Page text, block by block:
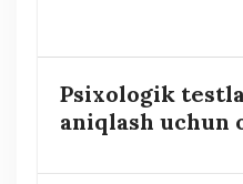
Psixologik
aniqlash uchun